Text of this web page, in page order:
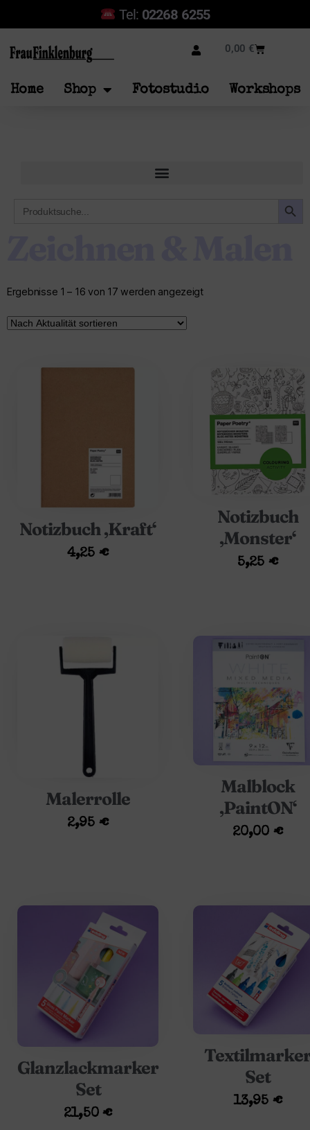
Tel: 02268 6255
0,00 €
Home Shop Fotostudio Workshops
for:
Ergebnisse 1 – 16 von 17 werden angezeigt
Notizbuch ‚Kraft‘
4,25 €
Notizbuch
‚Monster‘
5,25 €
Malerrolle
2,95 €
Malblock
‚PaintON‘
20,00 €
Glanzlackmarker
Set
21,50€
Set
13,95 €